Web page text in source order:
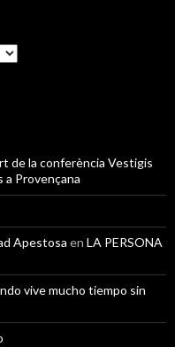
de la conferència Vestigis
a Provençana
Apestosa en LA PERSONA
vive mucho tiempo sin